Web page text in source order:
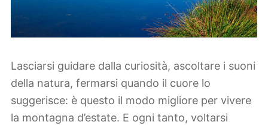
Lasciarsi guidare dalla curiosità, ascoltare i suoni
della natura, fermarsi quando il cuore lo
suggerisce: è questo il modo migliore per vivere
la montagna d’estate. E ogni tanto, voltarsi